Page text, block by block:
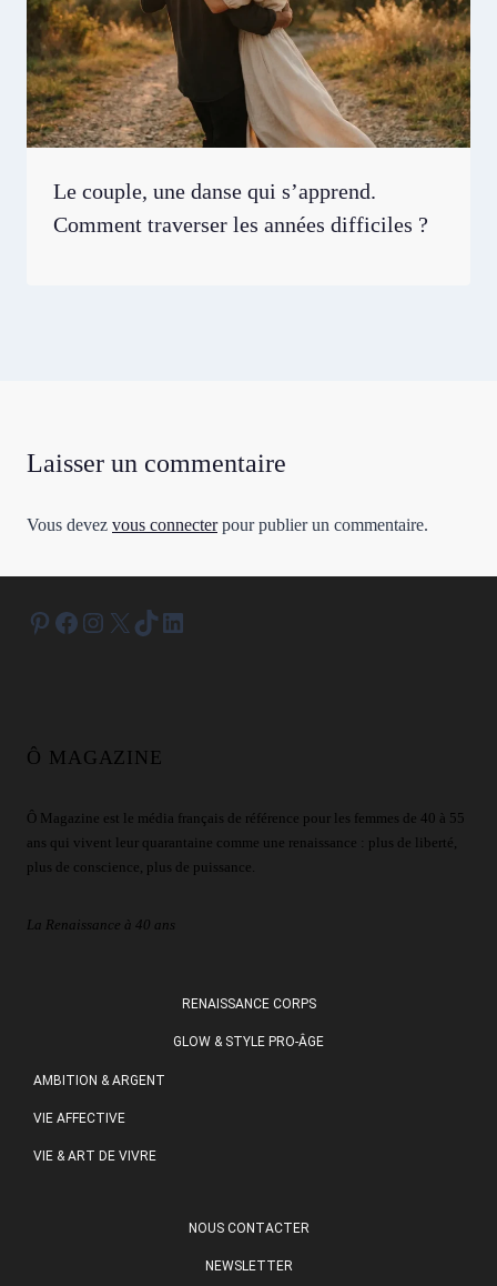
Le couple, une danse qui s’apprend.
Comment traverser les années difficiles ?
Laisser un commentaire
Vous devez vous connecterpour publier un commentaire.
Pinterest
Facebook
Instagram
X TikTokLinkedIn
Ô MAGAZINE
Ô Magazine est le média français de référence pour les femmes de 40 à 55
ans qui vivent leur quarantaine comme une renaissance : plus de liberté,
plus de conscience, plus de puissance.
La Renaissance à 40 ans
RENAISSANCE CORPS
GLOW & STYLE PRO-ÂGE
AMBITION & ARGENT
VIE AFFECTIVE
VIE & ART DE VIVRE
NOUS CONTACTER
NEWSLETTER